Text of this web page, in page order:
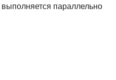
выполняется параллельно